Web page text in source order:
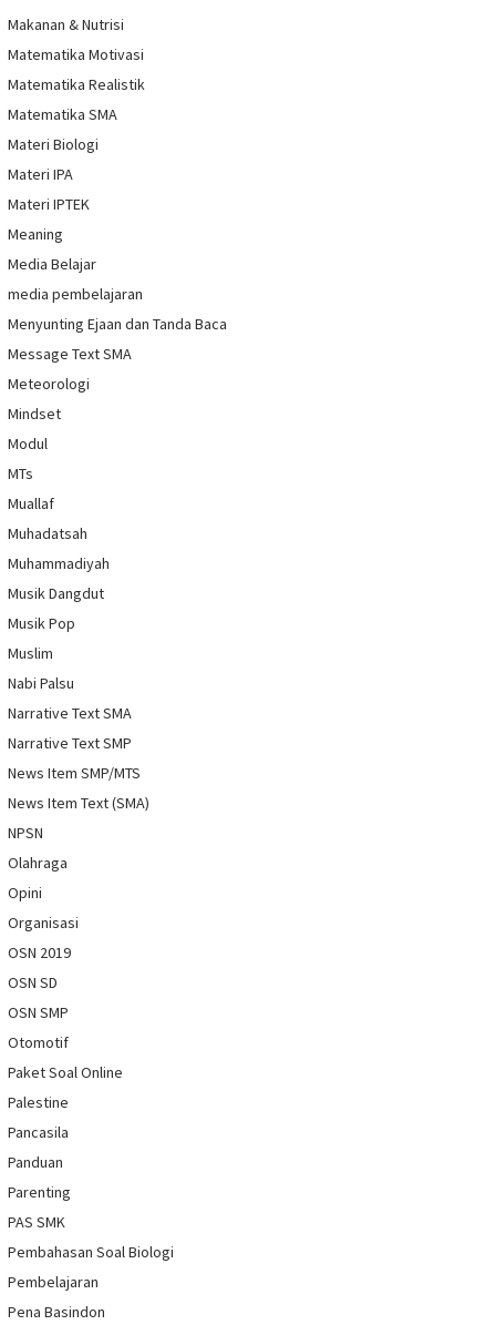
Makanan & Nutrisi
Matematika Motivasi
Matematika Realistik
Matematika SMA
Materi Biologi
Materi IPA
Materi IPTEK
Meaning
Media Belajar
media pembelajaran
Menyunting Ejaan dan Tanda Baca
Message Text SMA
Meteorologi
Mindset
Modul
MTs
Muallaf
Muhadatsah
Muhammadiyah
Musik Dangdut
Musik Pop
Muslim
Nabi Palsu
Narrative Text SMA
Narrative Text SMP
News Item SMP/MTS
News Item Text (SMA)
NPSN
Olahraga
Opini
Organisasi
OSN 2019
OSN SD
OSN SMP
Otomotif
Paket Soal Online
Palestine
Pancasila
Panduan
Parenting
PAS SMK
Pembahasan Soal Biologi
Pembelajaran
Pena Basindon